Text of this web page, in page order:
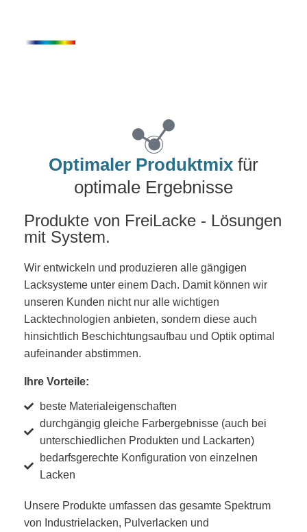
springen
Optimaler Produktmix für
optimale Ergebnisse
Produkte von FreiLacke - Lösungen
mit System.
Wir entwickeln und produzieren alle gängigen
Lacksysteme unter einem Dach. Damit können wir
unseren Kunden nicht nur alle wichtigen
Lacktechnologien anbieten, sondern diese auch
hinsichtlich Beschichtungsaufbau und Optik optimal
aufeinander abstimmen.
Ihre Vorteile:
beste Materialeigenschaften
durchgängig gleiche Farbergebnisse (auch bei
unterschiedlichen Produkten und Lackarten)
bedarfsgerechte Konfiguration von einzelnen
Lacken
Unsere Produkte umfassen das gesamte Spektrum
von Industrielacken, Pulverlacken und